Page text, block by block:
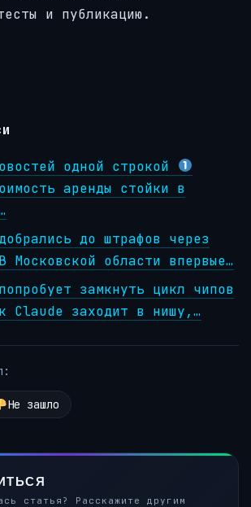
и публикацию.
одной строкой
аренды стойки в
до штрафов через
Московской области впервые…
замкнуть цикл чипов
Claude заходит в нишу,…
Не зашло
статья? Расскажите другим